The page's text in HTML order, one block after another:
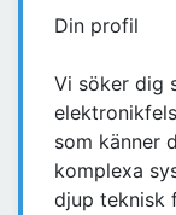
Din profil
Vi söker dig
som känner
komplexa
djup teknisk